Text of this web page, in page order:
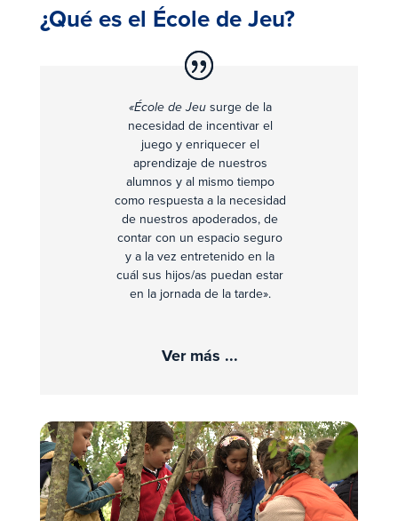
¿Qué es el École de Jeu?
«École de Jeusurge de la
necesidad de incentivar el
juego y enriquecer el
aprendizaje de nuestros
alumnos y al mismo tiempo
como respuesta a la necesidad
de nuestros apoderados, de
contar con un espacio seguro
y a la vez entretenido en la
cuál sus hijos/as puedan estar
en la jornada de la tarde».
Ver más ...